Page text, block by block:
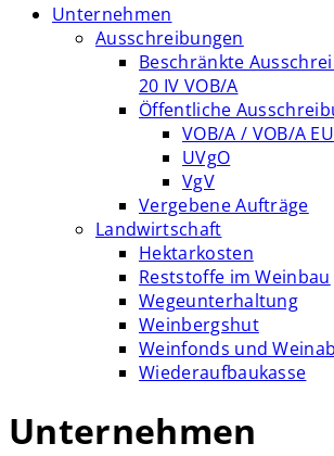
Unternehmen
Ausschreibungen
Beschränkte
20 IV VOB/A
Öffentliche
VOB/A / VOB/A EU
UVgO
VgV
Vergebene Aufträge
Landwirtschaft
Hektarkosten
Reststoffe im Weinbau
Wegeunterhaltung
Weinbergshut
Weinfonds und
Wiederaufbaukasse
Unternehmen